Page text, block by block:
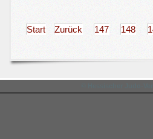
Start Zurück 147 148